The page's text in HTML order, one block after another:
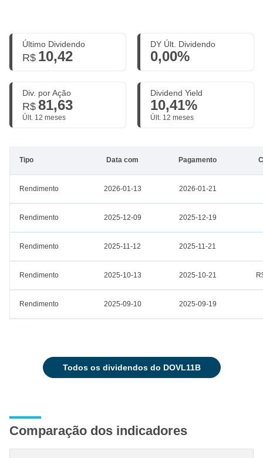
Último Dividendo
R$ 10,42
DY Últ. Dividendo
0,00%
Div. por Ação
R$ 81,63
Últ. 12 meses
Dividend Yield
10,41%
Últ. 12 meses
Tipo Data com Pagamento
Rendimento 2026-01-13 2026-01-21
Rendimento 2025-12-09 2025-12-19
Rendimento 2025-11-12 2025-11-21
Rendimento 2025-10-13 2025-10-21
Rendimento 2025-09-10 2025-09-19
todos os dividendos do DOVL11B
Comparação dos indicadores